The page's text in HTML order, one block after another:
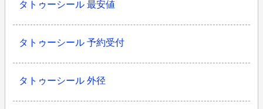
タトゥーシール 最安値
タトゥーシール 予約受付
タトゥーシール 外径